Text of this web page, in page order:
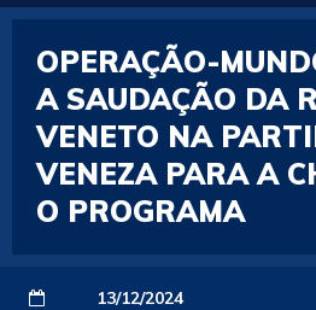
OPERAÇÃO-
A SAUDAÇÃO DA
VENETO NA
VENEZA PARA A
O PROGRAMA
13/12/2024